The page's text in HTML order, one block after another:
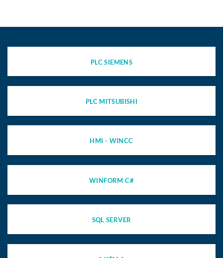
PLC SIEMENS
PLC MITSUBISHI
HMI - WINCC
WINFORM C#
SQL SERVER